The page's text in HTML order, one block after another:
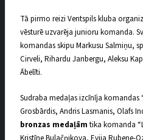
Tā pirmo reizi Ventspils kluba
vēsturē uzvarēja junioru komanda.
komandas skipu Markusu Salmiņu,
Cirveli, Rihardu Janbergu, Aleksu
Ābelīti.
Sudraba medaļas izcīnīja komandas
Grosbārdis, Andris Lasmanis, Olafs
bronzas medaļām tika komanda